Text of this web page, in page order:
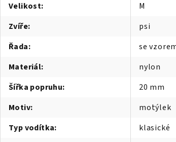
Velikost:
M
Zvíře:
psi
Řada:
se
Materiál:
nylon
Šířka popruhu:
20 mm
Motiv:
motýlek
Typ vodítka:
klasické